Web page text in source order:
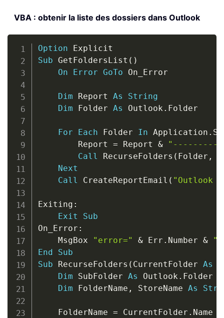
VBA : obtenir la liste des dossiers dans Outlook
Option
Sub GetFoldersList ( )
On
Error GoTo On_Error
Dim Report As
String
Dim Folder As Outlook . Folder
For Each Folder In Application .
        Report
= Report &
Call RecurseFolders ( Folder ,
Next
Call CreateReportEmail ( "Outlook
Exiting :
Exit
Sub
On_Error :
    MsgBox
"error=" & Err . Number &
"
End
Sub
Sub RecurseFolders ( CurrentFolder As
Dim SubFolder As Outlook . Folder
Dim FolderName , StoreName As
    FolderName
= CurrentFolder . Name